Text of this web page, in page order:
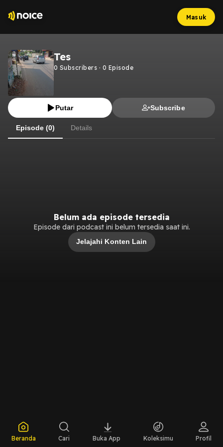
Masuk
Tes
0 Subscribers · 0 Episode
Putar Subscribe
Episode (0) Details
Belum ada episode tersedia
Episode dari podcast ini belum tersedia saat ini.
Jelajahi Konten Lain
Beranda Cari Buka App Koleksimu Profil